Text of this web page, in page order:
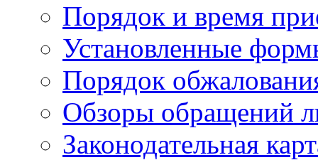
Порядок и время
Установленные
Порядок
Обзоры обращений
Законодательная